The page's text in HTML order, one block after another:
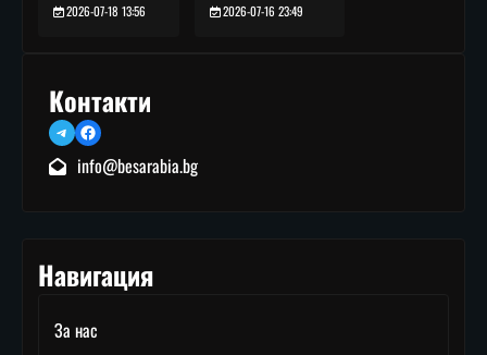
2026-07-18 13:56
2026-07-16 23:49
Контакти
TelegramFacebook
info@besarabia.bg
Навигация
За нас